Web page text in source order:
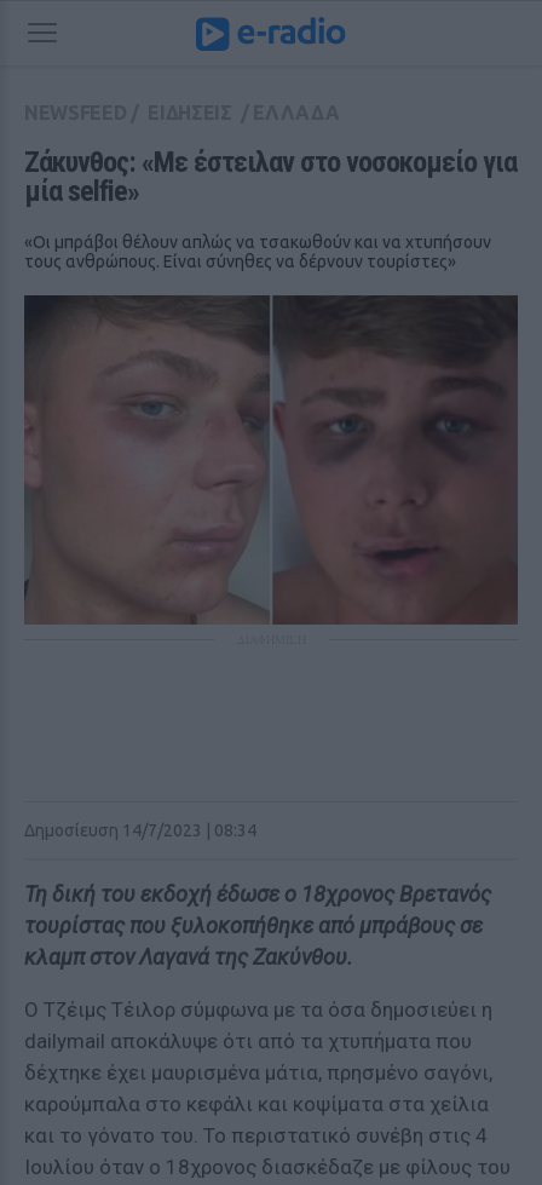
Ζάκυνθος: «Με έστειλαν στο νοσοκομείο για
μία selfie»
«Οι μπράβοι θέλουν απλώς να τσακωθούν και να χτυπήσουν
τους ανθρώπους. Είναι σύνηθες να δέρνουν τουρίστες»
Δημοσίευση 14/7/2023 | 08:34
Τη δική του εκδοχή έδωσε o 18χρονος Βρετανός
τουρίστας που ξυλοκοπήθηκε από μπράβους σε
κλαμπ στον Λαγανά της Ζακύνθου.
Ο Τζέιμς Τέιλορ σύμφωνα με τα όσα δημοσιεύει η
dailymail αποκάλυψε ότι από τα χτυπήματα που
δέχτηκε έχει μαυρισμένα μάτια, πρησμένο σαγόνι,
καρούμπαλα στο κεφάλι και κοψίματα στα χείλια
και το γόνατο του. Το περιστατικό συνέβη στις 4
Ιουλίου όταν ο 18χρονος διασκέδαζε με φίλους του